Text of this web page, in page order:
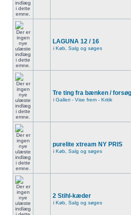
LAGUNA 12 / 16
i Køb, Salg og søges
Tre ting fra bænken / forsøg
i Galleri - Vise frem - Kritik
purelite xtream NY PRIS
i Køb, Salg og søges
2 Stihl-kæder
i Køb, Salg og søges